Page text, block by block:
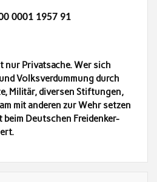
0001 1957 91
nur Privatsache. Wer sich
Volksverdummung durch
Militär, diversen Stiftungen,
mit anderen zur Wehr setzen
beim Deutschen Freidenker-